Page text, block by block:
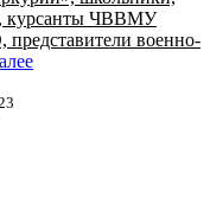
курсанты ЧВВМУ
военно-